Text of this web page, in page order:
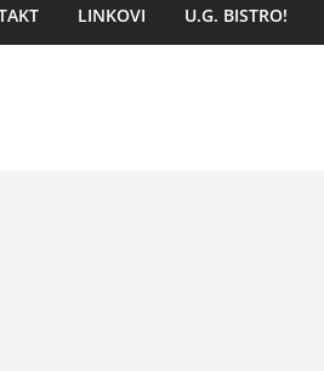
LINKOVI U.G. BISTRO!